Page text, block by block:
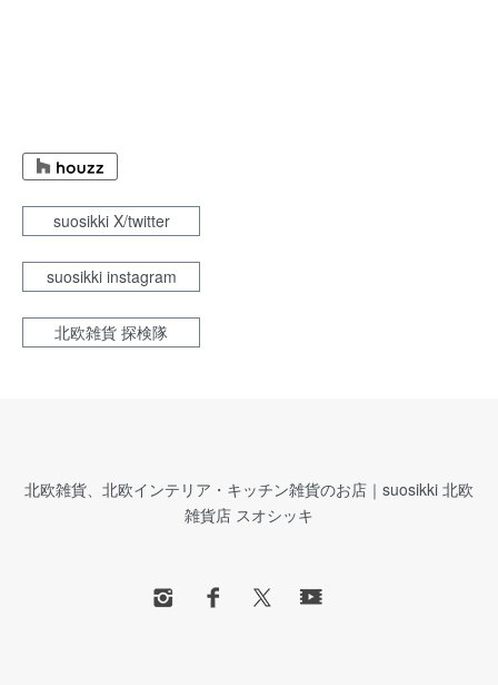
suosikki X/twitter
suosikki instagram
北欧雑貨 探検隊
北欧雑貨、北欧インテリア・キッチン雑貨のお店｜suosikki 北欧
雑貨店 スオシッキ